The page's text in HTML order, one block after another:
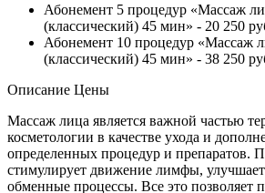
Абонемент 5 процедур «Массаж
(классический) 45 мин» - 20 250
Абонемент 10 процедур «Массаж
(классический) 45 мин» - 38 250
Описание Цены
Массаж лица является важной частью
косметологии в качестве ухода и
определенных процедур и препаратов.
стимулирует движение лимфы,
обменные процессы. Все это позволяет